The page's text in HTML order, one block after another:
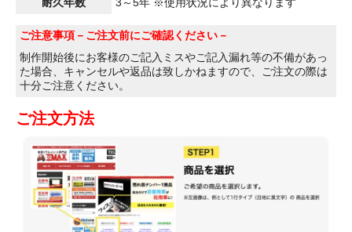
ご注意事項 －ご注文前にご確認ください－
制作開始後にお客様のご記入ミスやご記入漏れ等の不備があっ
た場合、キャンセルや返品は致しかねますので、ご注文の際は
十分ご注意ください。
ご注文方法